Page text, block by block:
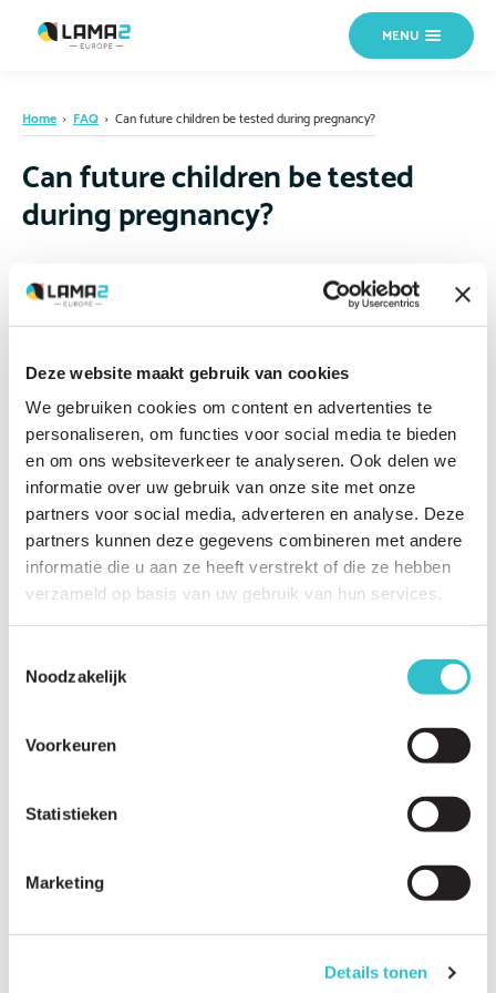
Deze website maakt gebruik van cookies
We gebruiken cookies om content en advertenties te
personaliseren, om functies voor social media te bieden
en om ons websiteverkeer te analyseren. Ook delen we
informatie over uw gebruik van onze site met onze
partners voor social media, adverteren en analyse. Deze
partners kunnen deze gegevens combineren met andere
informatie die u aan ze heeft verstrekt of die ze hebben
verzameld op basis van uw gebruik van hun services.
Noodzakelijk
Voorkeuren
Statistieken
Marketing
Details tonen
MENU
Home › FAQ › Can future children be tested during pregnancy?
Can future children be tested
during pregnancy?
Yes, in most cases where the family’s LAMA2 gene variants are already
geneticist or genetic counsellor before a planned pregnancy if possible.
If you are not sure where to start,contact usand we can help direct you.
Related questions
What does autosomal recessive inheritance mean?
Is preimplantation genetic testing possible?
What genetic counselling options are available?
Can LAMA2-RD be detected before birth?